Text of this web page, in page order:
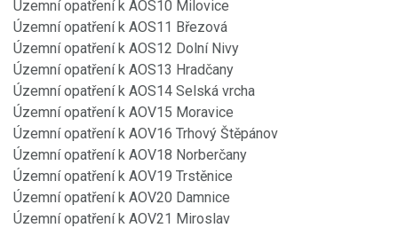
Územní opatření k AOS10 Milovice
Územní opatření k AOS11 Březová
Územní opatření k AOS12 Dolní Nivy
Územní opatření k AOS13 Hradčany
Územní opatření k AOS14 Selská vrcha
Územní opatření k AOV15 Moravice
Územní opatření k AOV16 Trhový Štěpánov
Územní opatření k AOV18 Norberčany
Územní opatření k AOV19 Trstěnice
Územní opatření k AOV20 Damnice
Územní opatření k AOV21 Miroslav